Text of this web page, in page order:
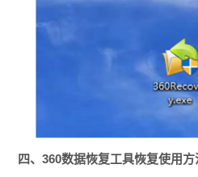
四、360数据恢复工具恢复使用方